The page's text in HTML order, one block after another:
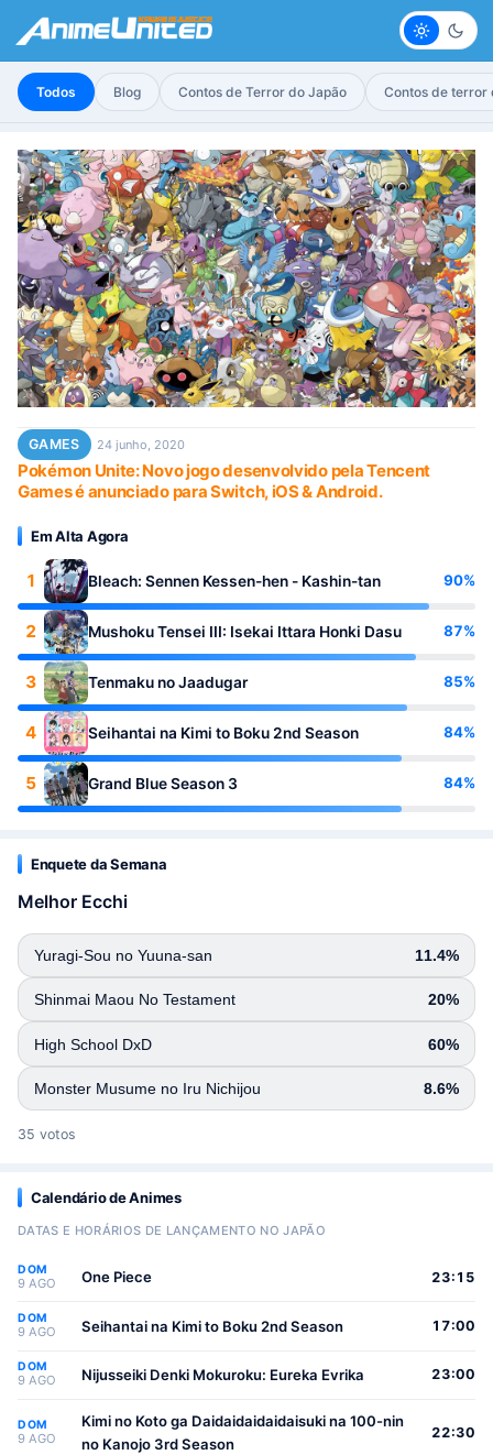
Claro
Todos Blog Contos de Terror do Japão Contos de terror
GAMES 24 junho, 2020
Pokémon Unite: Novo jogo desenvolvido pela Tencent
Games é anunciado para Switch, iOS & Android.
Em Alta Agora
1 Bleach: Sennen Kessen-hen - Kashin-tan 90%
2 Mushoku Tensei III: Isekai Ittara Honki Dasu 87%
3 Tenmaku no Jaadugar 85%
4 Seihantai na Kimi to Boku 2nd Season 84%
5 Grand Blue Season 3 84%
Enquete da Semana
Melhor Ecchi
Yuragi-Sou no Yuuna-san 11.4%
Shinmai Maou No Testament 20%
High School DxD 60%
Monster Musume no Iru Nichijou 8.6%
35 votos
Calendário de Animes
DATAS E HORÁRIOS DE LANÇAMENTO NO JAPÃO
DOM
9 AGO One Piece 23:15
DOM
9 AGO Seihantai na Kimi to Boku 2nd Season 17:00
DOM
9 AGO Nijusseiki Denki Mokuroku: Eureka Evrika 23:00
DOM
9 AGO
Kimi no Koto ga Daidaidaidaidaisuki na 100-nin
no Kanojo 3rd Season
22:30